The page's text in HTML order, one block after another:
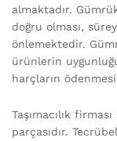
almaktadır.
doğru olması,
önlemektedir.
ürünlerin
harçların
Taşımacılık
parçasıdır.